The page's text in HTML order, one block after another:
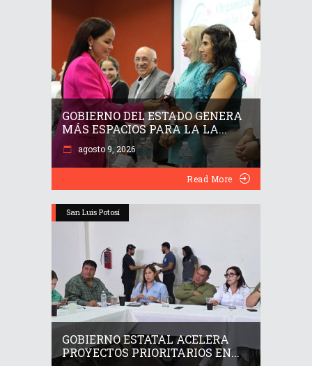
GOBIERNO DEL ESTADO GENERA
MÁS ESPACIOS PARA LA LA...
agosto 9, 2026
Read More
San Luis Potosí
GOBIERNO ESTATAL ACELERA
PROYECTOS PRIORITARIOS EN...